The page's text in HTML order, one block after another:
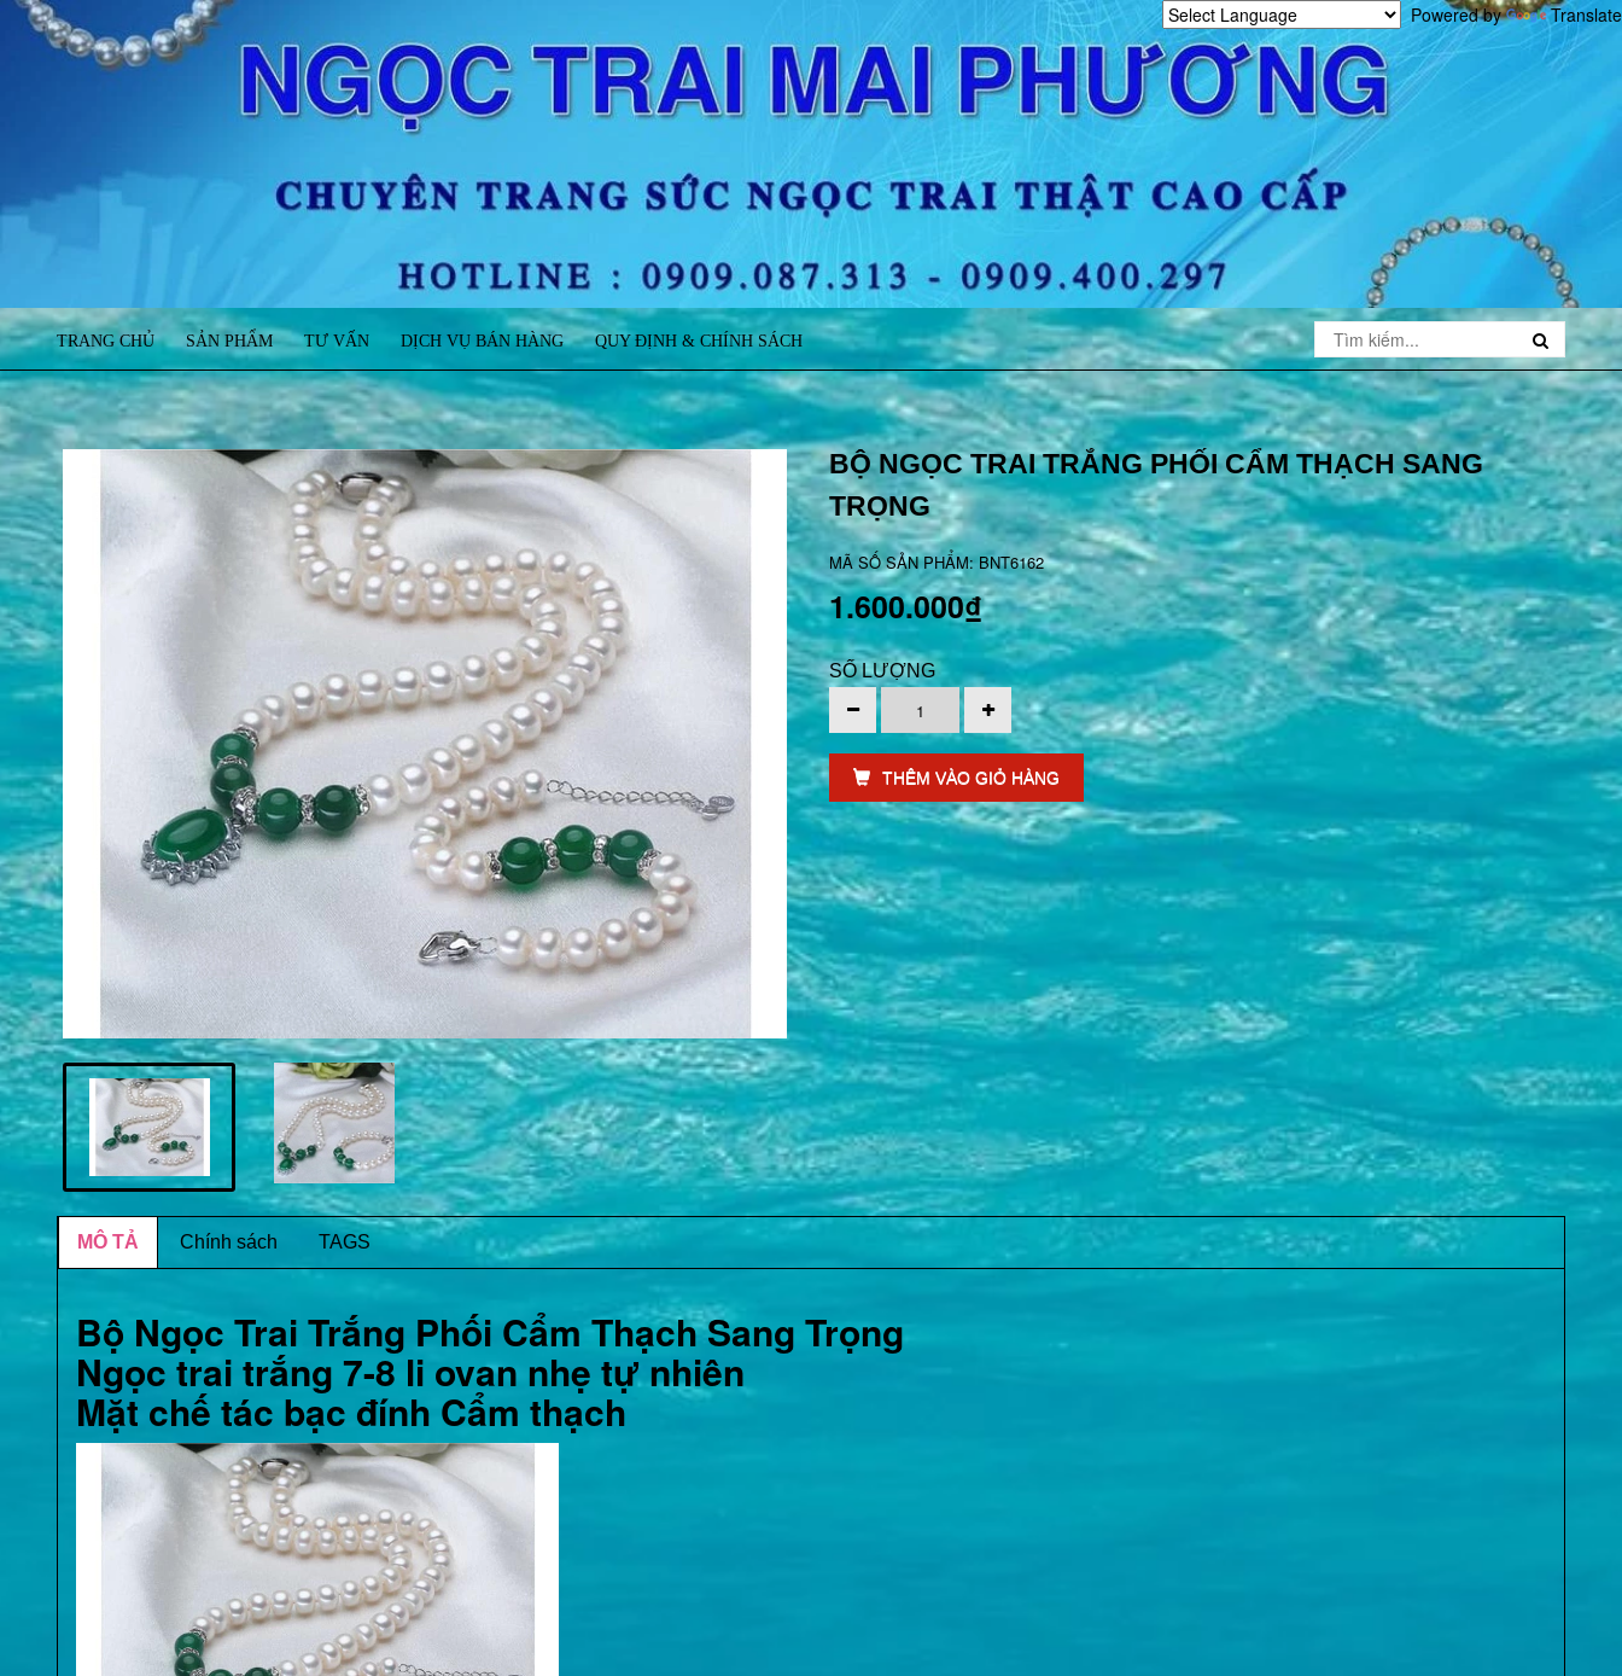
TRANG CHỦ SẢN PHẨM TƯ VẤN DỊCH VỤ BÁN HÀNG QUY ĐỊNH & CHÍNH SÁCH
Powered by Translate
BỘ NGỌC TRAI TRẮNG PHỐI CẨM THẠCH SANG
TRỌNG
MÃ SỐ SẢN PHẨM: BNT6162
1.600.000₫
SỐ LƯỢNG
THÊM VÀO GIỎ HÀNG
MÔ TẢ Chính sách TAGS
Bộ Ngọc Trai Trắng Phối Cẩm Thạch Sang Trọng
Ngọc trai trắng 7-8 li ovan nhẹ tự nhiên
Mặt chế tác bạc đính Cẩm thạch